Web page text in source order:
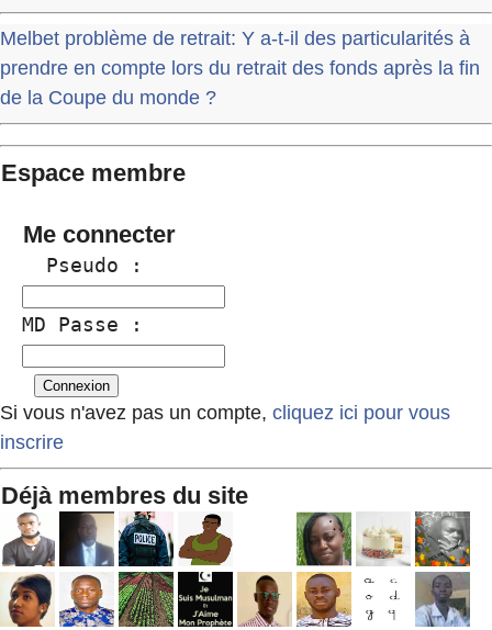
Melbet problème de retrait: Y a-t-il des particularités à
prendre en compte lors du retrait des fonds après la fin
de la Coupe du monde ?
Espace membre
Me connecter
  Pseudo :
MD Passe :
Si vous n'avez pas un compte, cliquez ici pour vous
inscrire
Déjà membres du site